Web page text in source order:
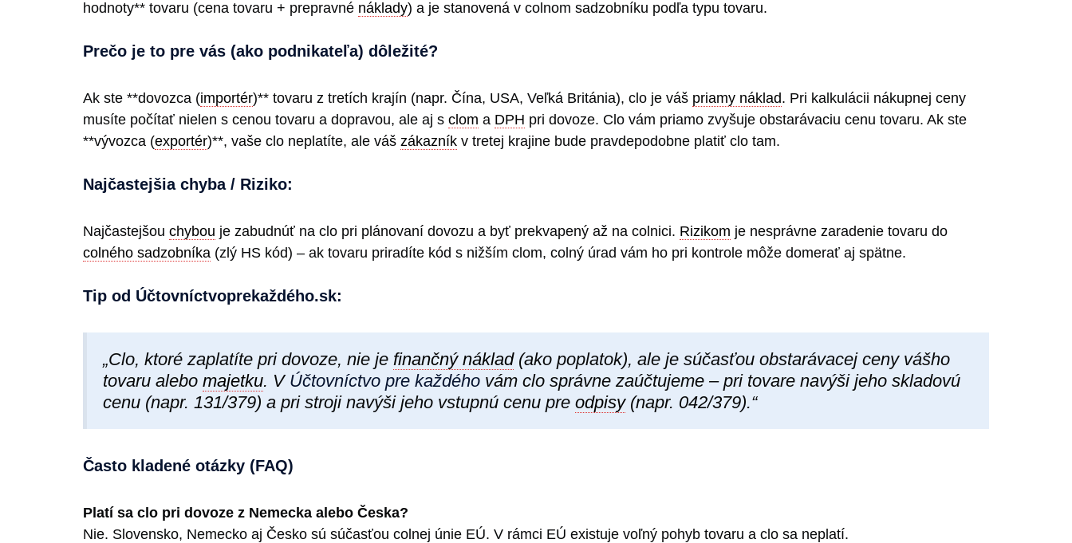
hodnoty** tovaru (cena tovaru + prepravné náklady) a je stanovená v colnom sadzobníku podľa typu tovaru.
Prečo je to pre vás (ako podnikateľa) dôležité?
Ak ste **dovozca (importér)** tovaru z tretích krajín (napr. Čína, USA, Veľká Británia), clo je váš priamy náklad. Pri kalkulácii nákupnej ceny
musíte počítať nielen s cenou tovaru a dopravou, ale aj s clom a DPH pri dovoze. Clo vám priamo zvyšuje obstarávaciu cenu tovaru. Ak ste
**vývozca (exportér)**, vaše clo neplatíte, ale váš zákazník v tretej krajine bude pravdepodobne platiť clo tam.
Najčastejšia chyba / Riziko:
Najčastejšou chybou je zabudnúť na clo pri plánovaní dovozu a byť prekvapený až na colnici. Rizikom je nesprávne zaradenie tovaru do
colného sadzobníka (zlý HS kód) – ak tovaru priradíte kód s nižším clom, colný úrad vám ho pri kontrole môže domerať aj spätne.
Tip od Účtovníctvoprekaždéh​o.sk:
„Clo, ktoré zaplatíte pri dovoze, nie je finančný náklad(ako poplatok), ale je súčasťou obstarávacej ceny vášho
tovaru alebo majetku. V Účtovníctvo pre každého vám clo správne zaúčtujeme – pri tovare navýši jeho skladovú
cenu (napr. 131/379) a pri stroji navýši jeho vstupnú cenu pre odpisy(napr. 042/379).“
Často kladené otázky (FAQ)
Platí sa clo pri dovoze z Nemecka alebo Česka?
Nie. Slovensko, Nemecko aj Česko sú súčasťou colnej únie EÚ. V rámci EÚ existuje voľný pohyb tovaru a clo sa neplatí.